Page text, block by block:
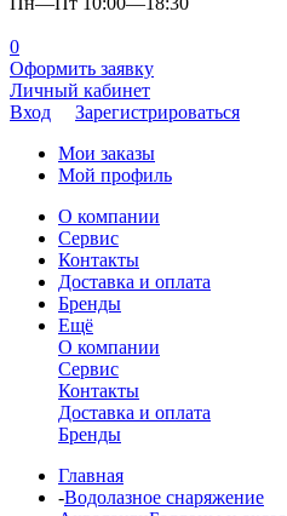
0
Оформить заявку
Личный кабинет
Вход
Зарегистрироваться
Мои заказы
Мой профиль
О компании
Сервис
Контакты
Доставка и оплата
Бренды
Ещё
О компании
Сервис
Контакты
Доставка и оплата
Бренды
Главная
-Водолазное снаряжение